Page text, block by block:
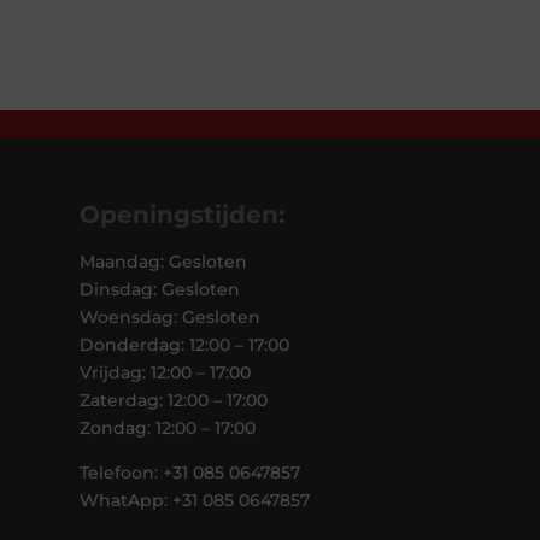
€319,00.
Openingstijden:
Maandag: Gesloten
Dinsdag: Gesloten
Woensdag: Gesloten
Donderdag: 12:00 – 17:00
Vrijdag: 12:00 – 17:00
Zaterdag: 12:00 – 17:00
Zondag: 12:00 – 17:00
Telefoon: +31 085 0647857
WhatApp: +31 085 0647857